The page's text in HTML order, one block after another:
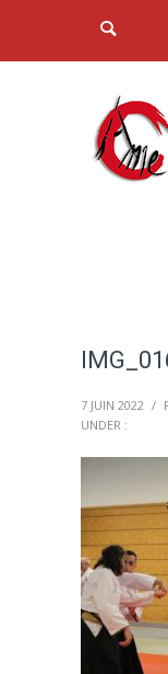
7 JUIN 2022 /
UNDER :